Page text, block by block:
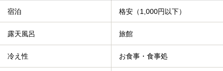
宿泊 格安（1,000円以下）
露天風呂 旅館
冷え性 お食事・食事処